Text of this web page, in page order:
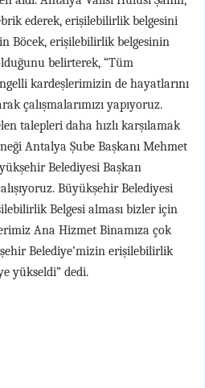
ederek, erişilebilirlik belgesini
Böcek, erişilebilirlik belgesinin
belirterek, “Tüm
kardeşlerimizin de hayatlarını
çalışmalarımızı yapıyoruz.
talepleri daha hızlı karşılamak
Antalya Şube Başkanı Mehmet
Belediyesi Başkan
Büyükşehir Belediyesi
Belgesi alması bizler için
Ana Hizmet Binamıza çok
Belediye’mizin erişilebilirlik
yükseldi” dedi.